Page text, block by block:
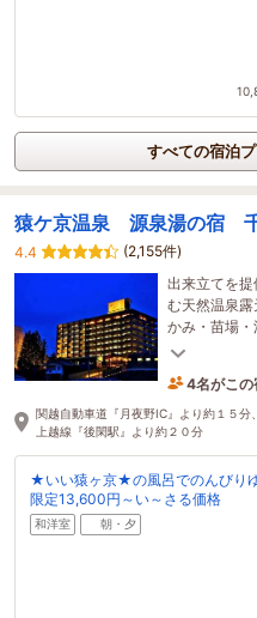
すべての宿泊プ
猿ケ京温泉 源泉湯の宿
4.4
(2,155件)
出来立てを
む天然温泉
かみ・苗場
良好！源泉
24分前に
関越自動車道『月夜野IC』より約１５分
上越線『後閑駅』より約２０分
★いい猿ヶ京★の風呂でのんびり
限定13,600円～い～さる価格
和洋室 朝・夕